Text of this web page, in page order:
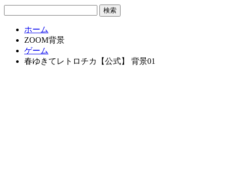
ホーム
ZOOM背景
ゲーム
春ゆきてレトロチカ【公式】 背景01